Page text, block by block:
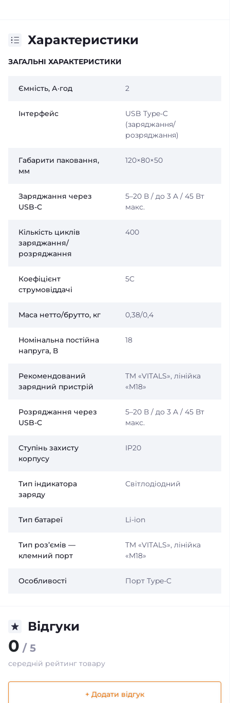
Характеристики
ЗАГАЛЬНІ ХАРАКТЕРИСТИКИ
Ємність, А·год 2
Інтерфейс
USB Type-C
(заряджання/
розряджання)
Габарити паковання,
мм
120×80×50
Заряджання через
USB-C
5–20 В / до 3 A / 45 Вт
макс.
Кількість циклів
заряджання/
розряджання
400
Коефіцієнт
струмовіддачі
5C
Маса нетто/брутто, кг 0,38/0,4
Номінальна постійна
напруга, В
18
Рекомендований
зарядний пристрій
TM «VITALS», лінійка
«M18»
Розряджання через
USB-C
5–20 В / до 3 A / 45 Вт
макс.
Ступінь захисту
корпусу
IP20
Тип індикатора
заряду
Світлодіодний
Тип батареї Li-ion
Тип роз’ємів —
клемний порт
TM «VITALS», лінійка
«M18»
Особливості Порт Type-C
Відгуки
0 / 5
середній рейтинг товару
+ Додати відгук